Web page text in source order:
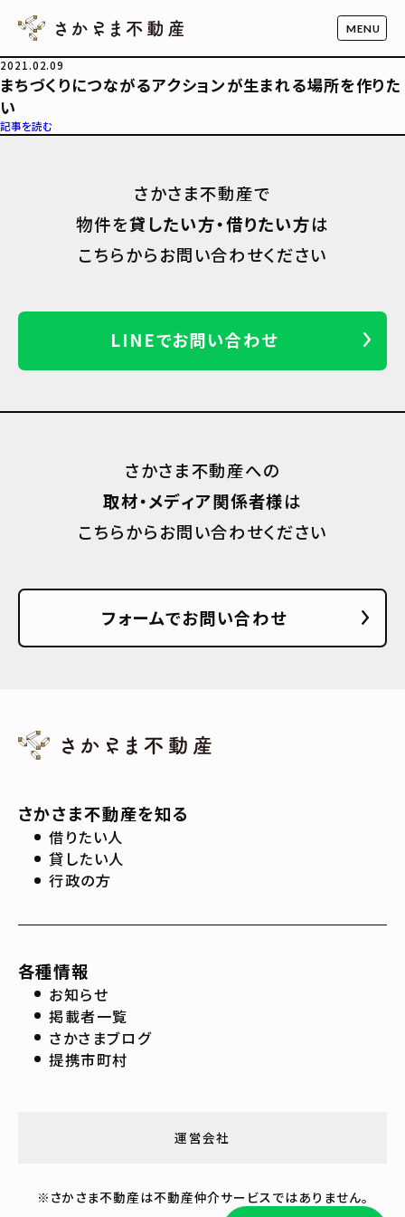
2021.02.09
まちづくりにつながるアクションが生まれる場所を作りた
い
記事を読む
さかさま不動産で
物件を貸したい方・借りたい方は
こちらからお問い合わせください
LINEでお問い合わせ
さかさま不動産への
取材・メディア関係者様は
こちらからお問い合わせください
フォームでお問い合わせ
さかさま不動産を知る
借りたい人
貸したい人
行政の方
各種情報
お知らせ
掲載者一覧
さかさまブログ
提携市町村
運営会社
※さかさま不動産は不動産仲介サービスではありません。